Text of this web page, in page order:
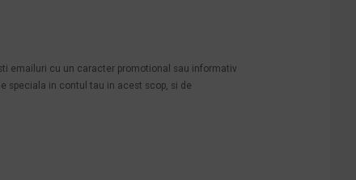
emailuri cu un caracter promotional sau informativ
speciala in contul tau in acest scop, si de